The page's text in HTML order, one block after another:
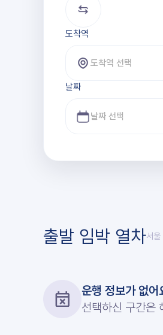
도착역
도착역 선택
날짜
출발 임박 열차서
운행 정보가 없어
선택하신 구간은